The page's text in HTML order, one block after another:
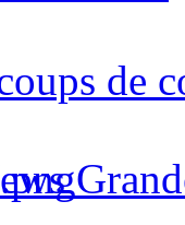
de